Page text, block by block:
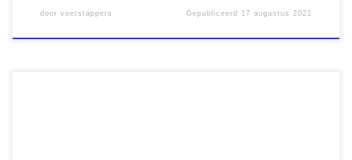
door voetstappers Gepubliceerd 17 augustus 2021